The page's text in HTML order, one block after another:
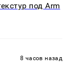
под Arm
8 часов назад